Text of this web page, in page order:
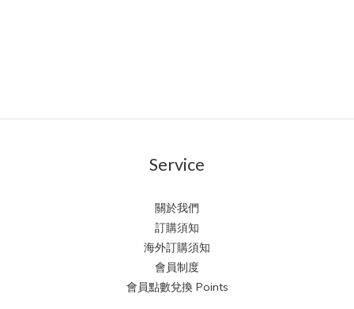
Service
關於我們
訂購須知
海外訂購須知
會員制度
會員點數兌換 Points